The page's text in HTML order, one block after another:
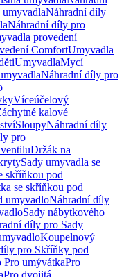
umyvadlaNáhradní díly
Náhradní díly pro
provedení
ComfortUmyvadla
UmyvadlaMycí
Náhradní díly pro
Víceúčelový
kalové
SloupyNáhradní díly
pro
Držák na
Sady umyvadla se
skříňkou pod
se skříňkou pod
umyvadloNáhradní díly
Sady nábytkového
díly pro Sady
Koupelnový
pro Skříňky pod
umývátkaPro
Pro dvojitá